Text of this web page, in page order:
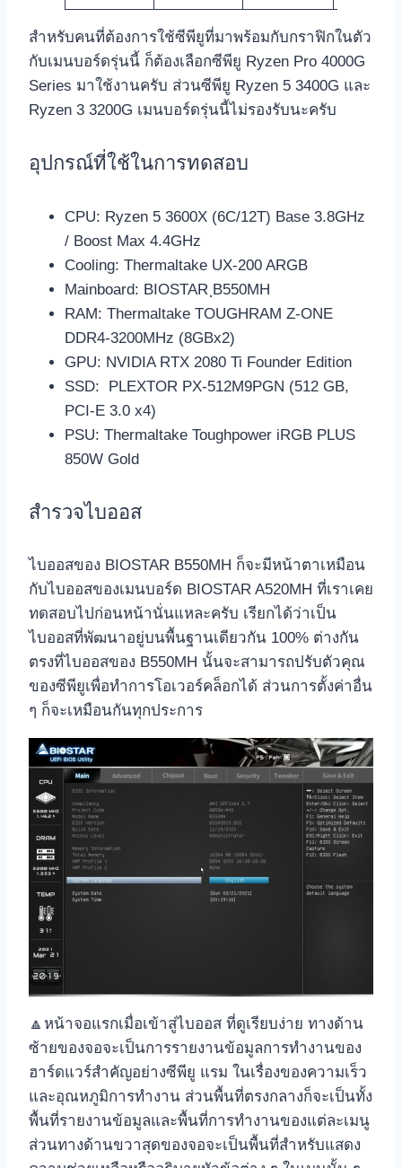
สำหรับคนที่ต้องการใช้ซีพียูที่มาพร้อมกับกราฟิกในตัว
กับเมนบอร์ดรุ่นนี้ ก็ต้องเลือกซีพียู Ryzen Pro 4000G
Series มาใช้งานครับ ส่วนซีพียู Ryzen 5 3400G และ
Ryzen 3 3200G เมนบอร์ดรุ่นนี้ไม่รองรับนะครับ
อุปกรณ์ที่ใช้ในการทดสอบ
CPU: Ryzen 5 3600X (6C/12T) Base 3.8GHz
/ Boost Max 4.4GHz
Cooling: Thermaltake UX-200 ARGB
Mainboard: BIOSTAR ฺB550MH
RAM: Thermaltake TOUGHRAM Z-ONE
DDR4-3200MHz (8GBx2)
GPU: NVIDIA RTX 2080 Ti Founder Edition
SSD: PLEXTOR PX-512M9PGN (512 GB,
PCI-E 3.0 x4)
PSU: Thermaltake Toughpower iRGB PLUS
850W Gold
สำรวจไบออส
ไบออสของ BIOSTAR B550MH ก็จะมีหน้าตาเหมือน
กับไบออสของเมนบอร์ด BIOSTAR A520MH ที่เราเคย
ทดสอบไปก่อนหน้านั่นแหละครับ เรียกได้ว่าเป็น
ไบออสที่พัฒนาอยู่บนพื้นฐานเดียวกัน 100% ต่างกัน
ตรงที่ไบออสของ B550MH นั้นจะสามารถปรับตัวคุณ
ของซีพียูเพื่อทำการโอเวอร์คล็อกได้ ส่วนการตั้งค่าอื่น
ๆ ก็จะเหมือนกันทุกประการ
🔼 หน้าจอแรกเมื่อเข้าสู่ไบออส ที่ดูเรียบง่าย ทางด้าน
ซ้ายของจอจะเป็นการรายงานข้อมูลการทำงานของ
ฮาร์ดแวร์สำคัญอย่างซีพียู แรม ในเรื่องของความเร็ว
และอุณหภูมิการทำงาน ส่วนพื้นที่ตรงกลางก็จะเป็นทั้ง
พื้นที่รายงานข้อมูลและพื้นที่การทำงานของแต่ละเมนู
ส่วนทางด้านขวาสุดของจอจะเป็นพื้นที่สำหรับแสดง